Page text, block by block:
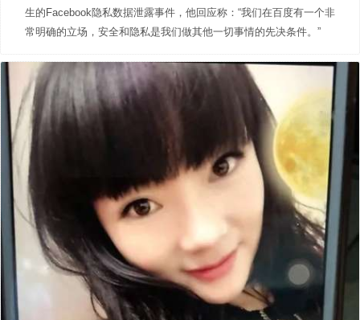
生的Facebook隐私数据泄露事件，他回应称：“我们在百度有一个非
常明确的立场，安全和隐私是我们做其他一切事情的先决条件。”